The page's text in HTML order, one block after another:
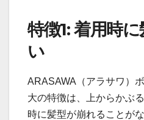
特徴1: 着用時
い
ARASAWA（アラサワ）
大の特徴は、上からかぶ
時に髪型が崩れることが